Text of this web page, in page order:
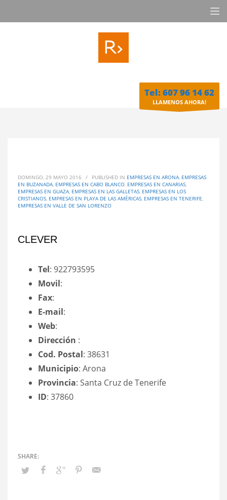
Tel: 607 96 14 62
LLAMENOS AHORA!
DOMINGO, 29 MAYO 2016 / PUBLISHED IN EMPRESAS EN ARONA, EMPRESAS
EN BUZANADA, EMPRESAS EN CABO BLANCO, EMPRESAS EN CANARIAS,
EMPRESAS EN GUAZA, EMPRESAS EN LAS GALLETAS, EMPRESAS EN LOS
CRISTIANOS, EMPRESAS EN PLAYA DE LAS AMÉRICAS, EMPRESAS EN TENERIFE,
EMPRESAS EN VALLE DE SAN LORENZO
CLEVER
Tel: 922793595
Movil:
Fax:
E-mail:
Web:
Dirección :
Cod. Postal: 38631
Municipio: Arona
Provincia: Santa Cruz de Tenerife
ID: 37860